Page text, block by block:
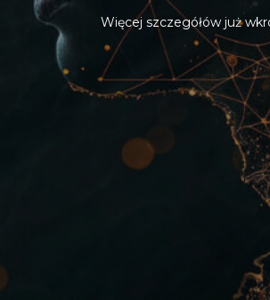
Więcej szczegółów już